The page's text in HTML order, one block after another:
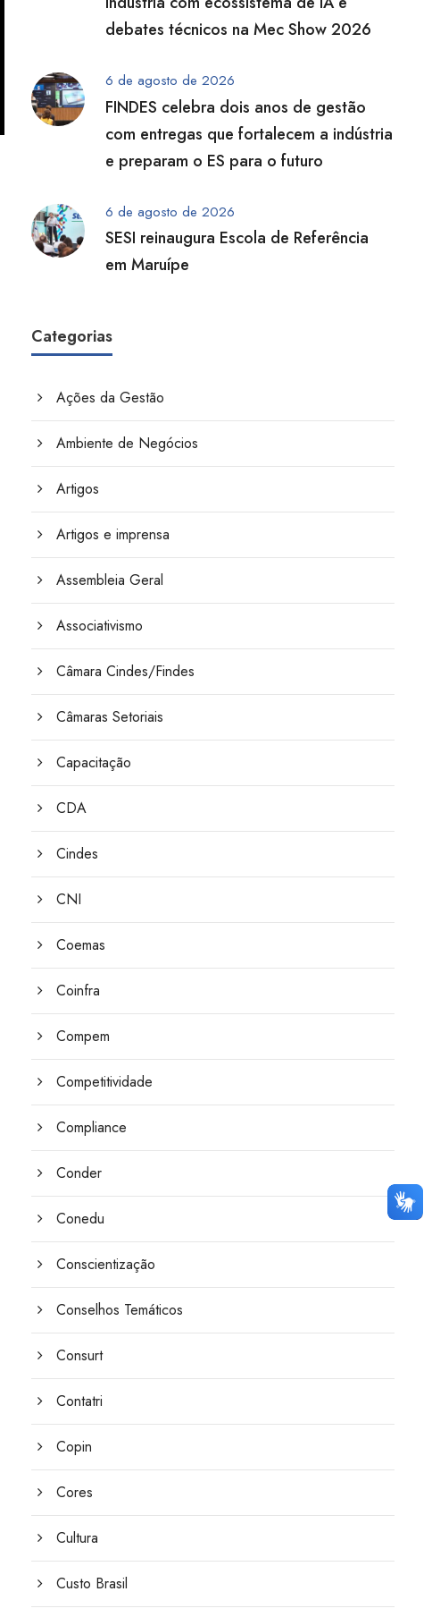
debates técnicos na Mec Show 2026
6 de agosto de 2026
FINDES celebra dois anos de gestão
com entregas que fortalecem a indústria
e preparam o ES para o futuro
6 de agosto de 2026
SESI reinaugura Escola de Referência
em Maruípe
Categorias
Ações da Gestão
Ambiente de Negócios
Artigos
Artigos e imprensa
Assembleia Geral
Associativismo
Câmara Cindes/Findes
Câmaras Setoriais
Capacitação
CDA
Cindes
CNI
Coemas
Coinfra
Compem
Competitividade
Compliance
Conder
Conedu
Conscientização
Conselhos Temáticos
Consurt
Contatri
Copin
Cores
Cultura
Custo Brasil